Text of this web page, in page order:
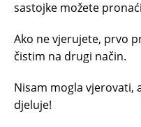
sastojke možete
Ako ne vjerujete, prvo
čistim na drugi način.
Nisam mogla vjerovati,
djeluje!